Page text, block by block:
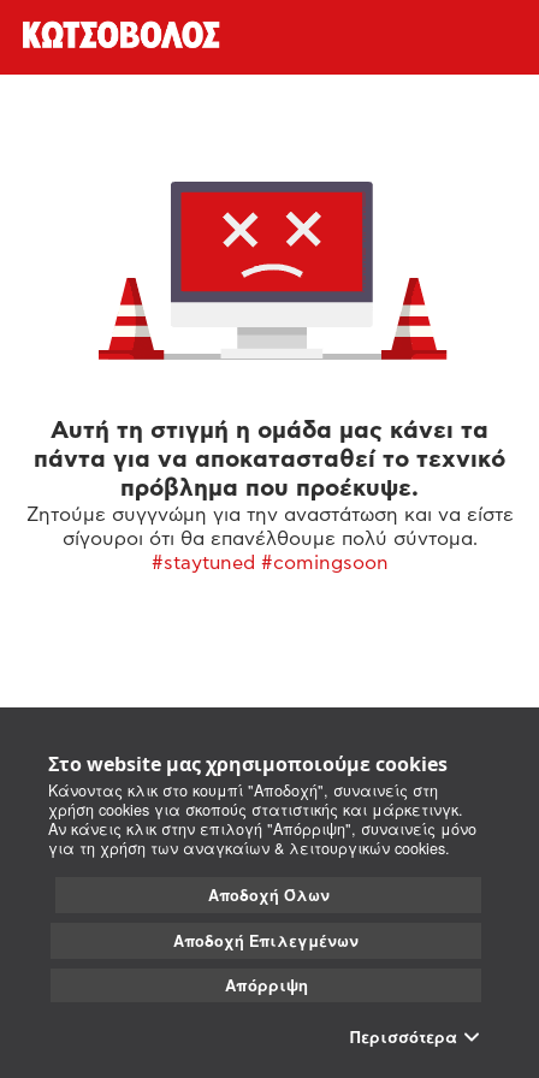
Στο website μας χρησιμοποιούμε cookies
Κάνοντας κλικ στο κουμπί "Αποδοχή", συναινείς στη
χρήση cookies για σκοπούς στατιστικής και μάρκετινγκ.
Αν κάνεις κλικ στην επιλογή "Απόρριψη", συναινείς μόνο
για τη χρήση των αναγκαίων & λειτουργικών cookies.
Αποδοχή Όλων
Αποδοχή Επιλεγμένων
Απόρριψη
Περισσότερα
Αυτή τη στιγμή η ομάδα μας κάνει τα
πάντα για να αποκατασταθεί το τεχνικό
πρόβλημα που προέκυψε.
Ζητούμε συγγνώμη για την αναστάτωση και να είστε
σίγουροι ότι θα επανέλθουμε πολύ σύντομα.
#staytuned #comingsoon